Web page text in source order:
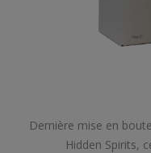
Dernière mise en
Hidden Spirits,